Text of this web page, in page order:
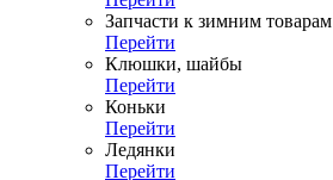
Запчасти к зимним товарам
Перейти
Клюшки, шайбы
Перейти
Коньки
Перейти
Ледянки
Перейти